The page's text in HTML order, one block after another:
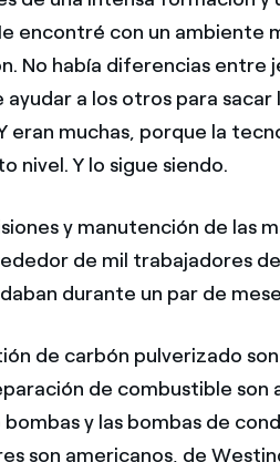
encontré con un ambiente
No había diferencias entre
a los otros para sacar
eran muchas, porque la
nivel. Y lo sigue siendo.
y manutención de las
de mil trabajadores
durante un par de
de carbón pulverizado
de combustible son
y las bombas de
son americanos, de